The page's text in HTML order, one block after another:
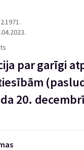
par garīgi
20.